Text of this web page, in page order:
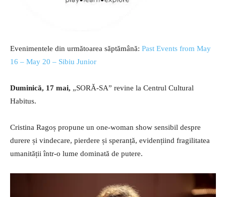
Evenimentele din următoarea săptămână: Past Events from May
16 – May 20 – Sibiu Junior
Duminică, 17 mai, „SORĂ-SA” revine la Centrul Cultural
Habitus.
Cristina Ragoș propune un one-woman show sensibil despre
durere și vindecare, pierdere și speranță, evidențiind fragilitatea
umanității într-o lume dominată de putere.